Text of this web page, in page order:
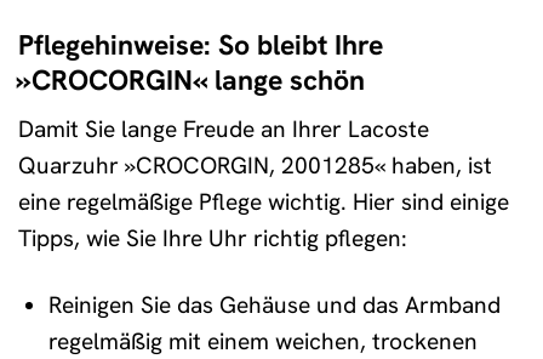
Pflegehinweise: So bleibt Ihre
»CROCORGIN« lange schön
Damit Sie lange Freude an Ihrer Lacoste
Quarzuhr »CROCORGIN, 2001285« haben, ist
eine regelmäßige Pflege wichtig. Hier sind einige
Tipps, wie Sie Ihre Uhr richtig pflegen:
Reinigen Sie das Gehäuse und das Armband
regelmäßig mit einem weichen, trockenen